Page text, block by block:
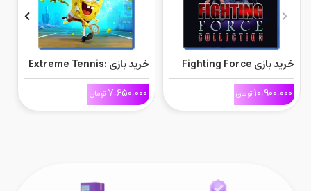
خرید بازی Fighting Force
Collection برای Ps5
10,900,000تومان
خرید بازی Extreme Tennis:
Next برای Ps5
7,650,000 تومان